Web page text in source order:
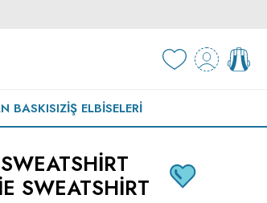
BASKISIZİŞ ELBISELERI
SWEATSHIRT